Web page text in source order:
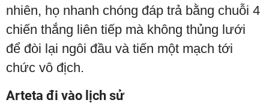
nhiên, họ nhanh chóng đáp trả bằng chuỗi 4
chiến thắng liên tiếp mà không thủng lưới
để đòi lại ngôi đầu và tiến một mạch tới
chức vô địch.
Arteta đi vào lịch sử